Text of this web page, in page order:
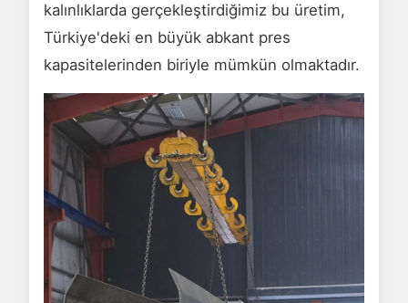
kalınlıklarda gerçekleştirdiğimiz bu üretim,
Türkiye'deki en büyük abkant pres
kapasitelerinden biriyle mümkün olmaktadır.